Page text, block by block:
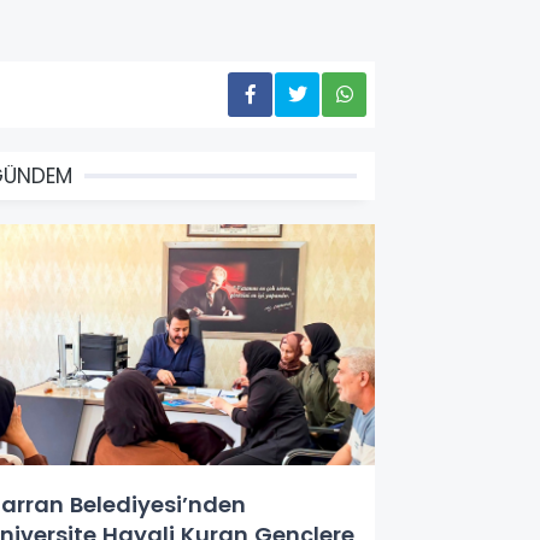
Belediyesi’nden